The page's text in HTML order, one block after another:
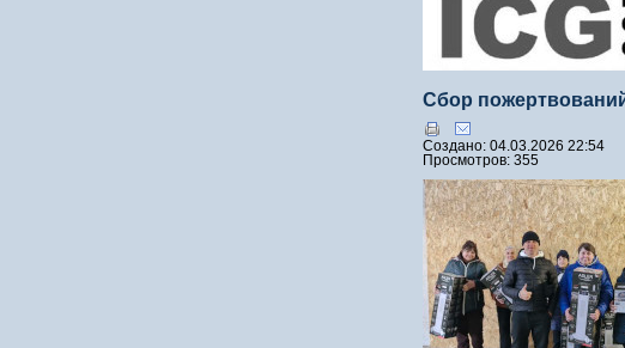
Сбор
Создано: 04.03.2026 22:54
Просмотров: 355